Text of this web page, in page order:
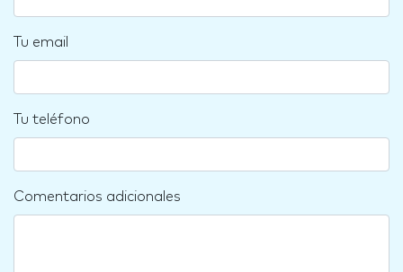
Tu email
Tu teléfono
Comentarios adicionales